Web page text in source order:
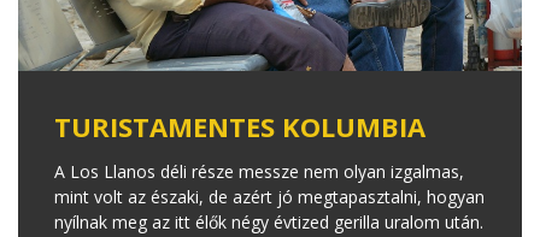
TURISTAMENTES KOLUMBIA
A Los Llanos déli része messze nem olyan izgalmas,
mint volt az északi, de azért jó megtapasztalni, hogyan
nyílnak meg az itt élők négy évtized gerilla uralom után.